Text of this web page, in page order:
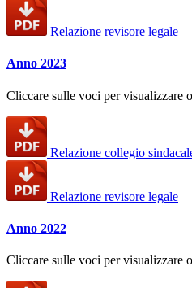
Relazione revisore legale
Anno 2023
Cliccare sulle voci per visualizzare
Relazione collegio
Relazione revisore legale
Anno 2022
Cliccare sulle voci per visualizzare